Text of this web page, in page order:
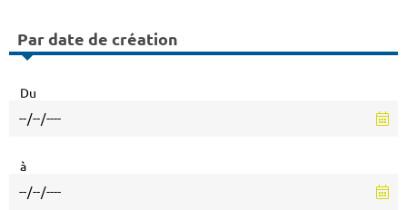
Par date de création
Du
à